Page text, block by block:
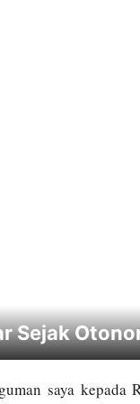
Sejak
saya